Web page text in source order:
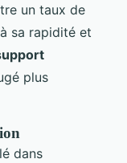
un taux de
sa rapidité et
plus
dans